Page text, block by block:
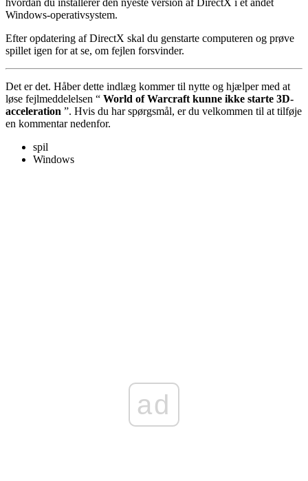
hvordan du installerer den nyeste version af DirectX i et andet
Windows-operativsystem.
Efter opdatering af DirectX skal du genstarte computeren og prøve
spillet igen for at se, om fejlen forsvinder.
Det er det. Håber dette indlæg kommer til nytte og hjælper med at
løse fejlmeddelelsen “ World of Warcraft kunne ikke starte 3D-
acceleration ”. Hvis du har spørgsmål, er du velkommen til at tilføje
en kommentar nedenfor.
spil
Windows
ad